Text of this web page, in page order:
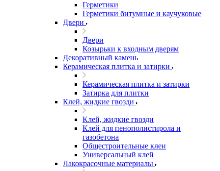
Герметики
Герметики битумные и каучуковые
Двери
Двери
Козырьки к входным дверям
Декоративный камень
Керамическая плитка и затирки
Керамическая плитка и затирки
Затирка для плитки
Клей, жидкие гвозди
Клей, жидкие гвозди
Клей для пенополистирола и
газобетона
Общестроительные клеи
Универсальный клей
Лакокрасочные материалы